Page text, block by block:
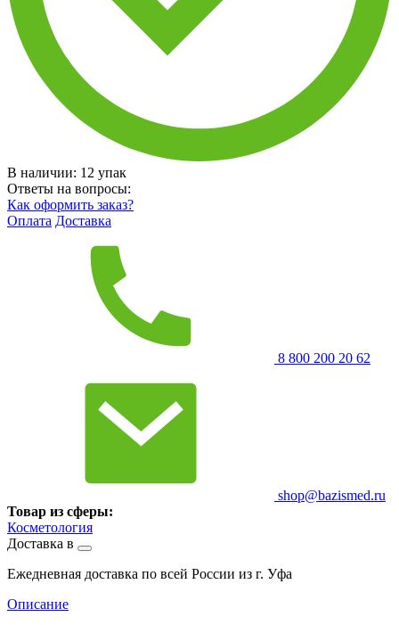
В наличии: 12 упак
Ответы на вопросы:
Как оформить заказ?
Оплата Доставка
8 800 200 20 62
shop@bazismed.ru
Товар из сферы:
Косметология
Доставка в
Ежедневная доставка по всей России из г. Уфа
Описание